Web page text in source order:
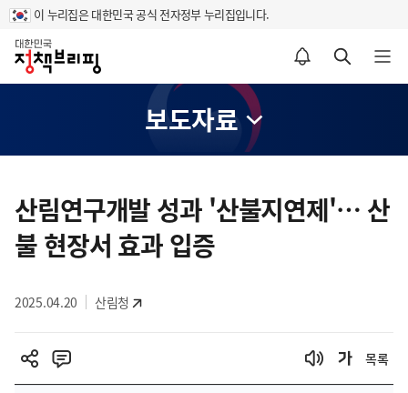
이 누리집은 대한민국 공식 전자정부 누리집입니다.
홈
알림설정 바로가기 검색 바로가기 메뉴 열기
보도자료
츠
영
산림연구개발 성과 '산불지연제'… 산
불 현장서 효과 입증
2025.04.20 산림청
목록